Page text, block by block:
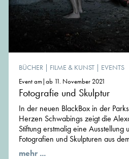
BÜCHER | FILME & KUNST | EVENTS
Event am|ab 11. November 2021
Fotografie und Skulptur
In der neuen BlackBox in der
Herzen Schwabings zeigt die
Stiftung erstmalig eine Ausstellung
Fotografien und Skulpturen aus
mehr ...